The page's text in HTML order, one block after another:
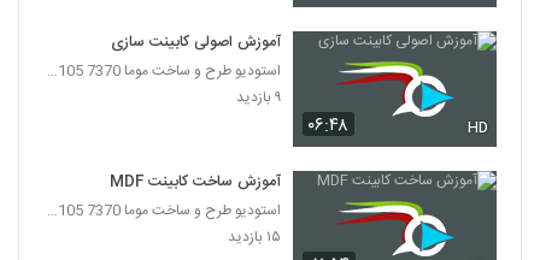
۰۶:۴۸ HD
آموزش اصولی کابینت سازی
استودیو طرح و ساخت موما 7370 7105-021
۹ بازدید
آموزش ساخت کابینت MDF
استودیو طرح و ساخت موما 7370 7105-021
۱۵ بازدید